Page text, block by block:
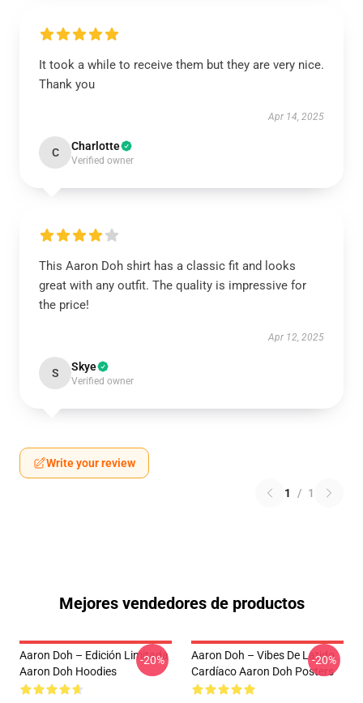
It took a while to receive them but they are very nice.
Thank you
Apr 14, 2025
C Charlotte
Verified owner
This Aaron Doh shirt has a classic fit and looks
great with any outfit. The quality is impressive for
the price!
Apr 12, 2025
S Skye
Verified owner
Write your review
1 / 1
Mejores vendedores de productos
Aaron Doh – Edición Limitada
Aaron Doh Hoodies
-20%
Aaron Doh – Vibes De Latido
Cardíaco Aaron Doh Posters
-20%